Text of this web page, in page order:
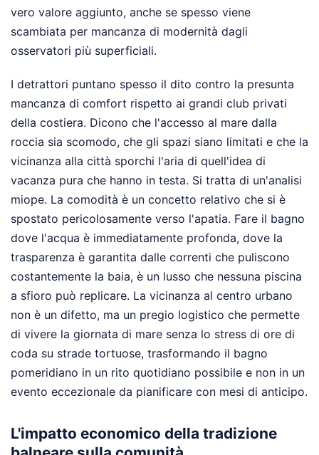
vero valore aggiunto, anche se spesso viene
scambiata per mancanza di modernità dagli
osservatori più superficiali.
I detrattori puntano spesso il dito contro la presunta
mancanza di comfort rispetto ai grandi club privati
della costiera. Dicono che l'accesso al mare dalla
roccia sia scomodo, che gli spazi siano limitati e che la
vicinanza alla città sporchi l'aria di quell'idea di
vacanza pura che hanno in testa. Si tratta di un'analisi
miope. La comodità è un concetto relativo che si è
spostato pericolosamente verso l'apatia. Fare il bagno
dove l'acqua è immediatamente profonda, dove la
trasparenza è garantita dalle correnti che puliscono
costantemente la baia, è un lusso che nessuna piscina
a sfioro può replicare. La vicinanza al centro urbano
non è un difetto, ma un pregio logistico che permette
di vivere la giornata di mare senza lo stress di ore di
coda su strade tortuose, trasformando il bagno
pomeridiano in un rito quotidiano possibile e non in un
evento eccezionale da pianificare con mesi di anticipo.
L'impatto economico della tradizione